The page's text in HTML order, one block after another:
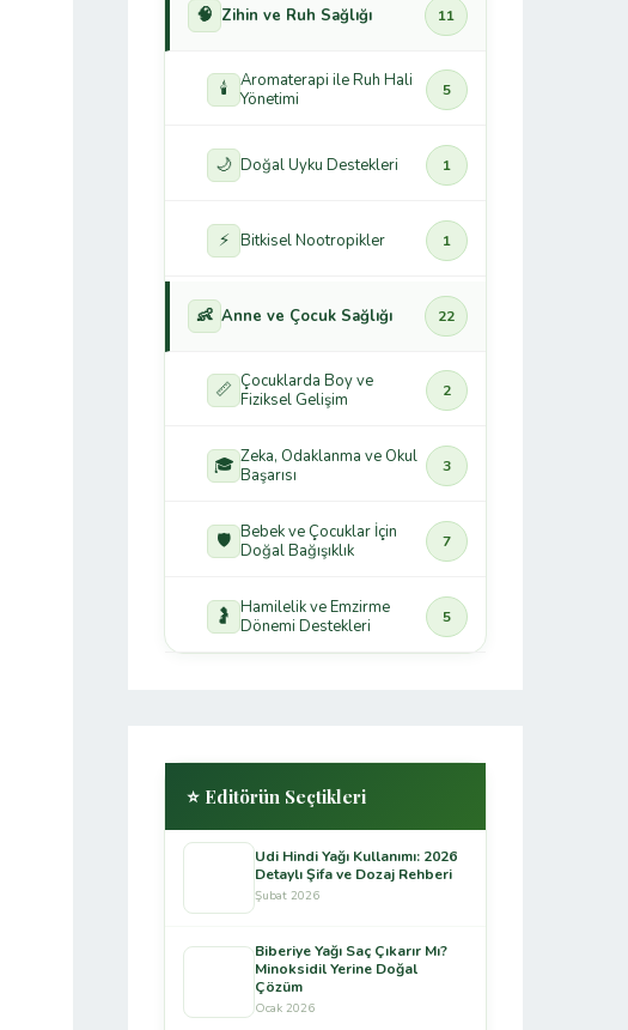
🧠 Zihin ve Ruh Sağlığı 11
🕯️
Aromaterapi ile Ruh Hali
Yönetimi
5
🌙 Doğal Uyku Destekleri 1
⚡ Bitkisel Nootropikler 1
👶 Anne ve Çocuk Sağlığı 22
📏 Çocuklarda Boy ve
Fiziksel Gelişim
2
🎓 Zeka, Odaklanma ve Okul
Başarısı
3
🛡️ Bebek ve Çocuklar İçin
Doğal Bağışıklık
7
🤰 Hamilelik ve Emzirme
Dönemi Destekleri
5
⭐ Editörün Seçtikleri
Udi Hindi Yağı Kullanımı: 2026
Detaylı Şifa ve Dozaj Rehberi
Şubat 2026
Biberiye Yağı Saç Çıkarır Mı?
Minoksidil Yerine Doğal
Çözüm
Ocak 2026